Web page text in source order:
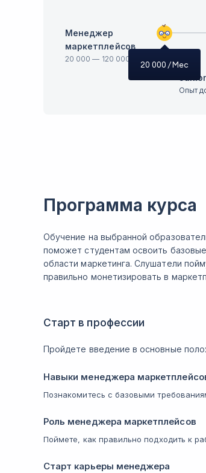
Менеджер
маркетплейсов
20 000 — 120 000
Junior
Опыт
Программа курса
Обучение на выбранной
поможет студентам освоить
области маркетинга. Слушатели
правильно монетизировать в
Старт в профессии
Пройдете введение в основные
Навыки менеджера
Познакомитесь с базовыми
Роль менеджера маркетплейсов
Поймете, как правильно подходить к
Старт карьеры менеджера
20 000 / Мес